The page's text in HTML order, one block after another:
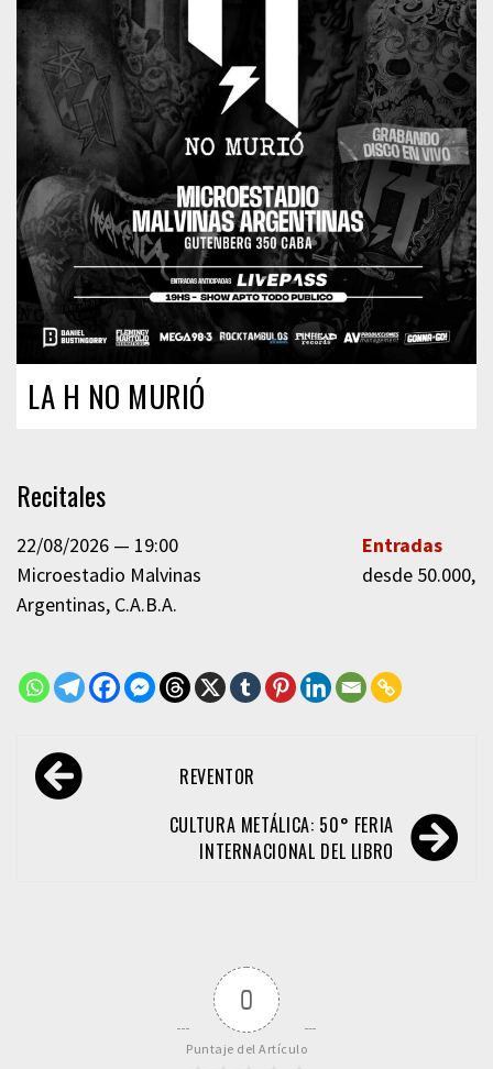
LA H NO MURIÓ
Recitales
22/08/2026
19:00
Microestadio Malvinas
Argentinas C.A.B.A.
Entradas
desde
Navegación
de
REVENTOR
CULTURA METÁLICA: 50° FERIA
INTERNACIONAL DEL LIBRO
0
Puntaje del Artículo